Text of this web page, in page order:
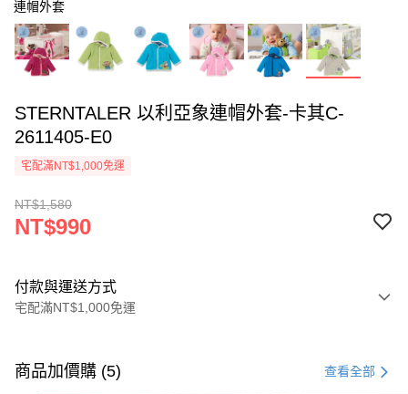
連帽外套
STERNTALER 以利亞象連帽外套-卡其C-
2611405-E0
宅配滿NT$1,000免運
NT$1,580
NT$990
付款與運送方式
宅配滿NT$1,000免運
信用卡一次付款
商品加價購 (5) 查看全部